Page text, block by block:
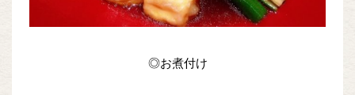
◎お煮付け